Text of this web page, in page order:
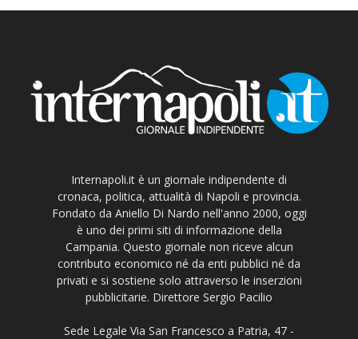
Internapoli.it è un giornale indipendente di
cronaca, politica, attualità di Napoli e provincia.
Fondato da Aniello Di Nardo nell'anno 2000, oggi
è uno dei primi siti di informazione della
Campania. Questo giornale non riceve alcun
contributo economico né da enti pubblici né da
privati e si sostiene solo attraverso le inserzioni
pubblicitarie. Direttore Sergio Pacilio
Sede Legale Via San Francesco a Patria, 47 -